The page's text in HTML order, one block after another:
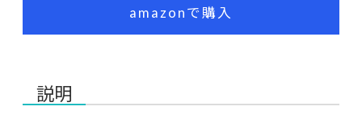
amazonで購入
説明